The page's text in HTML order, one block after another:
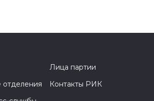
Лица партии
отделения
Контакты РИК